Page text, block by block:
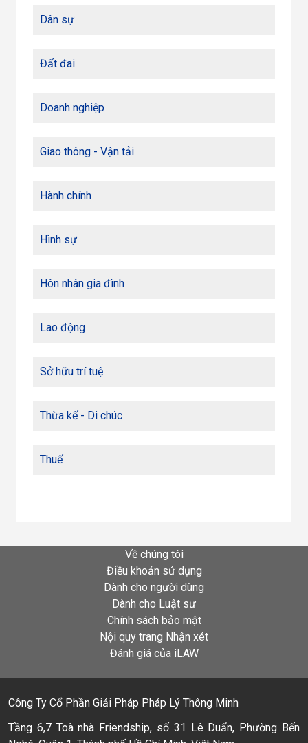
Dân sự
Đất đai
Doanh nghiệp
Giao thông - Vận tải
Hành chính
Hình sự
Hôn nhân gia đình
Lao động
Sở hữu trí tuệ
Thừa kế - Di chúc
Thuế
Về chúng tôi
Điều khoản sử dụng
Dành cho người dùng
Dành cho Luật sư
Chính sách bảo mật
Nội quy trang Nhận xét
Đánh giá của iLAW
Công Ty Cổ Phần Giải Pháp Pháp Lý Thông Minh
Tầng 6,7 Toà nhà Friendship, số 31 Lê Duẩn, Phường Bến